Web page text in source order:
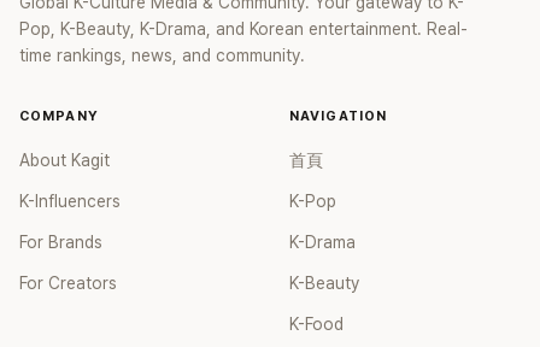
Pop, K-Beauty, K-Drama, and Korean entertainment. Real-
time rankings, news, and community.
COMPANY
About Kagit
K-Influencers
For Brands
For Creators
NAVIGATION
首頁
K-Pop
K-Drama
K-Beauty
K-Food